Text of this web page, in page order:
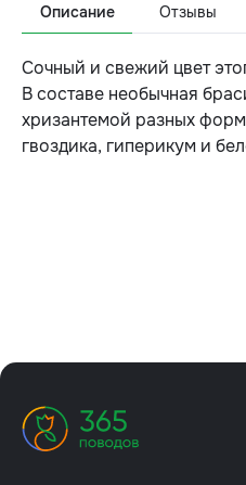
Описание Отзывы
Сочный и свежий цвет
В составе необычная
хризантемой разных
гвоздика, гиперикум и